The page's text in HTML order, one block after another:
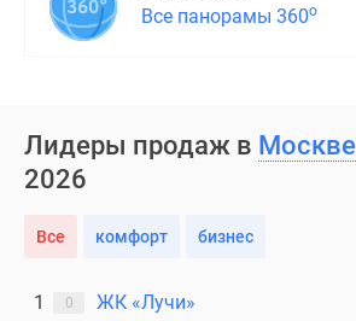
Все панорамы 360о
Лидеры продаж в Москве
2026
Все комфорт бизнес
1 0 ЖК «Лучи»